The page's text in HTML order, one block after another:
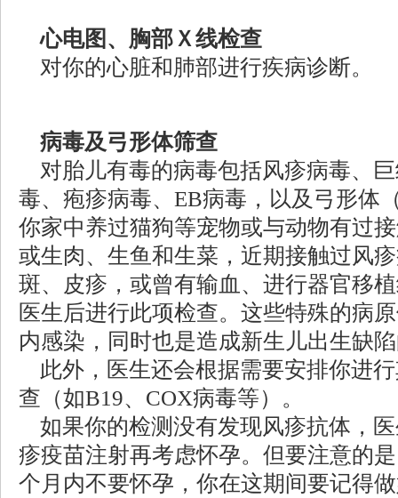
心电图、胸部Ｘ线检查
对你的心脏和肺部进行疾病诊断。
病毒及弓形体筛查
对胎儿有毒的病毒包括风疹病毒、
毒、疱疹病毒、EB病毒，以及弓形体
你家中养过猫狗等宠物或与动物有过
或生肉、生鱼和生菜，近期接触过风
斑、皮疹，或曾有输血、进行器官移
医生后进行此项检查。这些特殊的病
内感染，同时也是造成新生儿出生缺
此外，医生还会根据需要安排你进
查（如B19、COX病毒等）。
如果你的检测没有发现风疹抗体，
疹疫苗注射再考虑怀孕。但要注意的
个月内不要怀孕，你在这期间要记得